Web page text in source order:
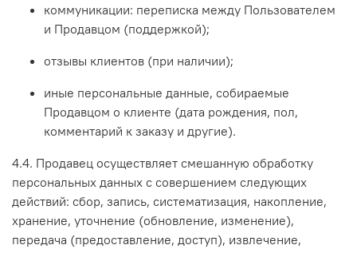
коммуникации: переписка между Пользователем
и Продавцом (поддержкой);
отзывы клиентов (при наличии);
иные персональные данные, собираемые
Продавцом о клиенте (дата рождения, пол,
комментарий к заказу и другие).
4.4. Продавец осуществляет смешанную обработку
персональных данных с совершением следующих
действий: сбор, запись, систематизация, накопление,
хранение, уточнение (обновление, изменение),
передача (предоставление, доступ), извлечение,